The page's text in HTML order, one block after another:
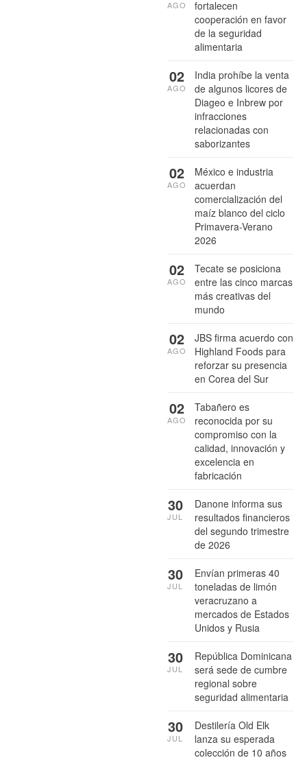
fortalecen
cooperación en favor
de la seguridad
alimentaria
AGO
India prohíbe la venta
de algunos licores de
Diageo e Inbrew por
infracciones
relacionadas con
saborizantes
02
AGO
México e industria
acuerdan
comercialización del
maíz blanco del ciclo
Primavera-Verano
2026
02
AGO
Tecate se posiciona
entre las cinco marcas
más creativas del
mundo
02
AGO
JBS firma acuerdo con
Highland Foods para
reforzar su presencia
en Corea del Sur
02
AGO
Tabañero es
reconocida por su
compromiso con la
calidad, innovación y
excelencia en
fabricación
02
AGO
Danone informa sus
resultados financieros
del segundo trimestre
de 2026
30
JUL
Envían primeras 40
toneladas de limón
veracruzano a
mercados de Estados
Unidos y Rusia
30
JUL
República Dominicana
será sede de cumbre
regional sobre
seguridad alimentaria
30
JUL
Destilería Old Elk
lanza su esperada
colección de 10 años
30
JUL